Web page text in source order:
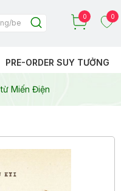
0 0
PRE-ORDER SUY TƯỞNG
Miến Điện